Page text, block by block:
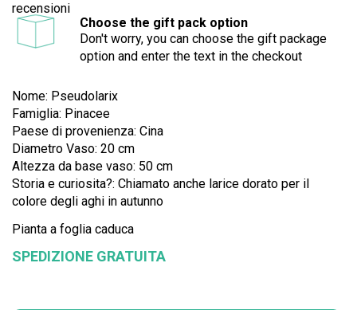
recensioni
Choose the gift pack option
Don't worry, you can choose the gift package
option and enter the text in the checkout
Nome: Pseudolarix
Famiglia: Pinacee
Paese di provenienza: Cina
Diametro Vaso: 20 cm
Altezza da base vaso: 50 cm
Storia e curiosita?: Chiamato anche larice dorato per il
colore degli aghi in autunno
Pianta a foglia caduca
SPEDIZIONE GRATUITA